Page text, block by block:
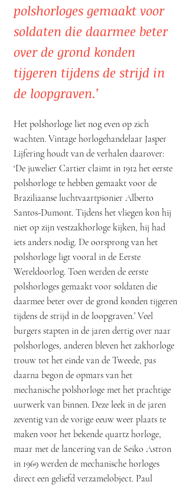
polshorloges gemaakt voor
soldaten die daarmee beter
over de grond konden
tijgeren tijdens de strijd in
de loopgraven.’
Het polshorloge liet nog even op zich
wachten. Vintage horlogehandelaar Jasper
Lijfering houdt van de verhalen daarover:
‘De juwelier Cartier claimt in 1912 het eerste
polshorloge te hebben gemaakt voor de
Braziliaanse luchtvaartpionier Alberto
Santos-Dumont. Tijdens het vliegen kon hij
niet op zijn vestzakhorloge kijken, hij had
iets anders nodig. De oorsprong van het
polshorloge ligt vooral in de Eerste
Wereldoorlog. Toen werden de eerste
polshorloges gemaakt voor soldaten die
daarmee beter over de grond konden tijgeren
tijdens de strijd in de loopgraven.’ Veel
burgers stapten in de jaren dertig over naar
polshorloges, anderen bleven het zakhorloge
trouw tot het einde van de Tweede, pas
daarna begon de opmars van het
mechanische polshorloge met het prachtige
uurwerk van binnen. Deze leek in de jaren
zeventig van de vorige eeuw weer plaats te
maken voor het bekende quartz horloge,
maar met de lancering van de Seiko Astron
in 1969 werden de mechanische horloges
direct een geliefd verzamelobject. Paul